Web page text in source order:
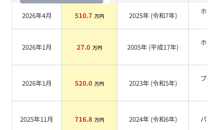
2026年4月 510.7 万円 2025年 (令和7年)
ホワ
2026年1月 27.0 万円 2005年 (平成17年)
ホワ
2026年1月 520.0 万円 2023年 (令和5年)
ブラ
2025年11月 716.8 万円 2024年 (令和6年) パール